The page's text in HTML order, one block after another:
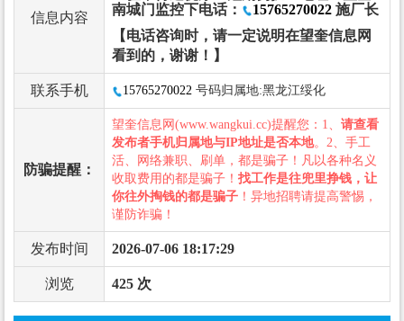
信息内容
南城门监控下电话：
15765270022 施厂长
【电话咨询时，请一定说明在望奎信息网
看到的，谢谢！】
联系手机 15765270022 号码归属地:黑龙江绥化
防骗提醒：
望奎信息网(www.wangkui.cc)提醒您：1、 请查看
发布者手机归属地与IP地址是否本地。2、手工
活、网络兼职、刷单，都是骗子！凡以各种名义
收取费用的都是骗子！ 找工作是往兜里挣钱，让
你往外掏钱的都是骗子 ！异地招聘请提高警惕，
谨防诈骗！
发布时间 2026-07-06 18:17:29
浏览 425 次